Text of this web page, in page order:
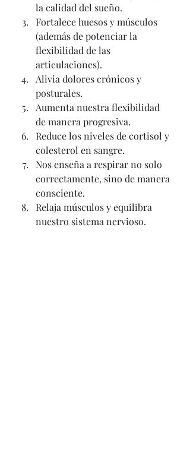
la calidad del sueño.
Fortalece huesos y músculos
(además de potenciar la
flexibilidad de las
articulaciones).
Alivia dolores crónicos y
posturales.
Aumenta nuestra flexibilidad
de manera progresiva.
Reduce los niveles de cortisol y
colesterol en sangre.
Nos enseña a respirar no solo
correctamente, sino de manera
consciente.
Relaja músculos y equilibra
nuestro sistema nervioso.